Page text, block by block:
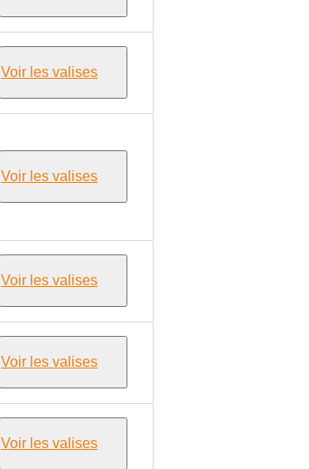
Voir les valises
Voir les valises
Voir les valises
Voir les valises
Voir les valises